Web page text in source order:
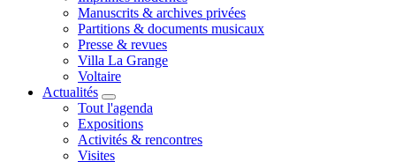
Manuscrits & archives privées
Partitions & documents musicaux
Presse & revues
Villa La Grange
Voltaire
Actualités
Tout l'agenda
Expositions
Activités & rencontres
Visites